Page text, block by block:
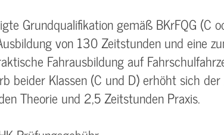
Grundqualifikation gemäß BKrFQG (C
von 130 Zeitstunden und eine
Fahrausbildung auf
beider Klassen (C und D) erhöht sich
Theorie und 2,5 Zeitstunden Praxis.